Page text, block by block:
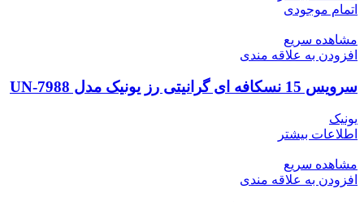
اتمام موجودی
مشاهده سریع
افزودن به علاقه مندی
سرویس 15 نسکافه ای گرانیتی رز یونیک مدل UN-7988
یونیک
اطلاعات بیشتر
مشاهده سریع
افزودن به علاقه مندی